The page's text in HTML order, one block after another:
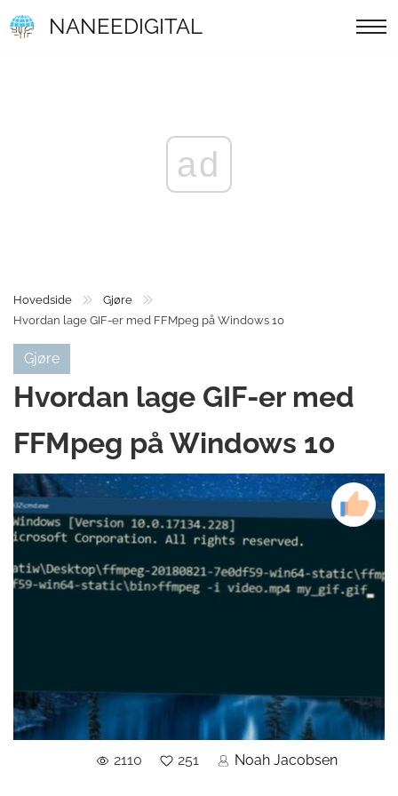
NANEEDIGITAL
ad
Hovedside
Gjøre
Hvordan lage GIF-er med FFMpeg på Windows 10
Gjøre
Hvordan lage GIF-er med
FFMpeg på Windows 10
2110 251 Noah Jacobsen